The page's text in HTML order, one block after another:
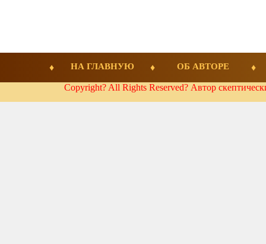
НА ГЛАВНУЮ ОБ АВТОРЕ
Copyright? All Rights Reserved? Автор